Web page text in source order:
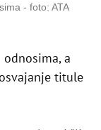
foto: ATA
a
titule